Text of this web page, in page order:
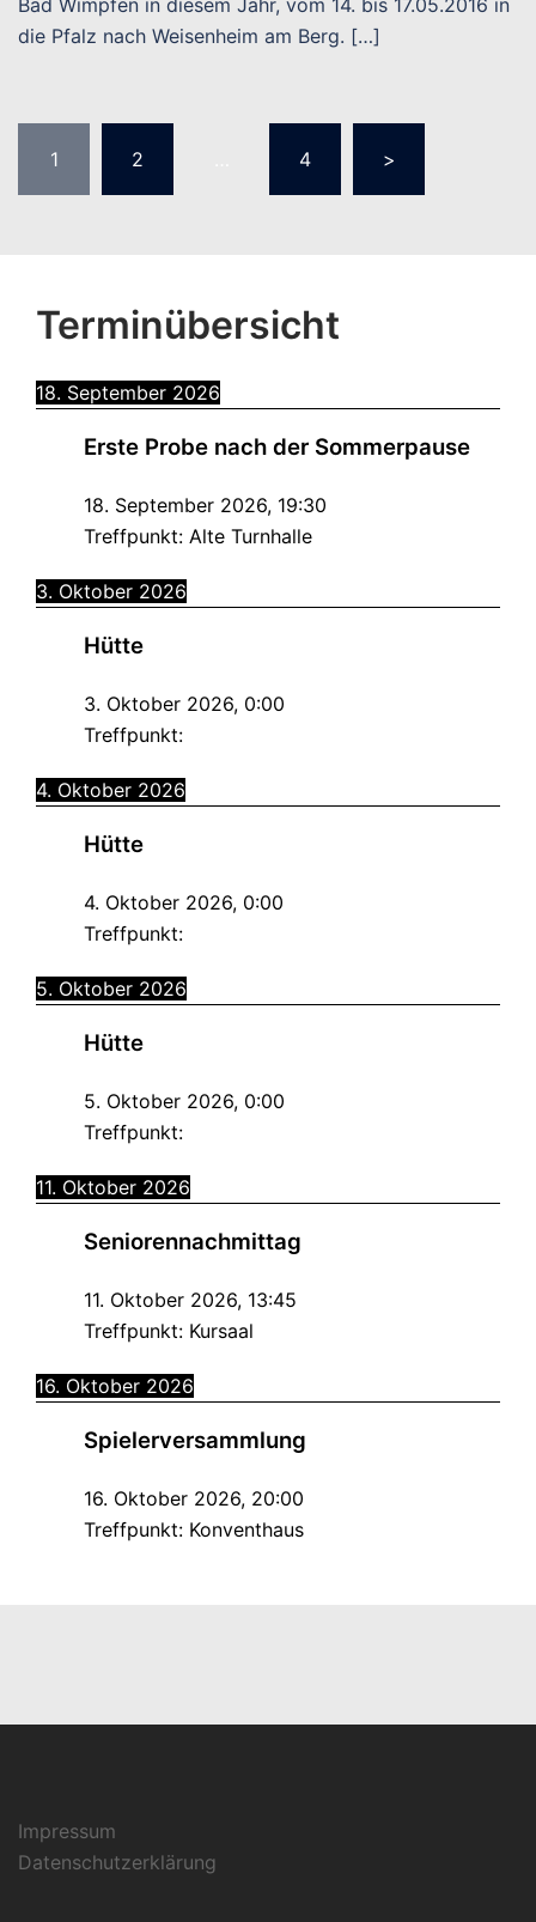
die Pfalz nach Weisenheim am Berg. […]
der
Beiträge
1 2 4 >
Terminübersicht
18. September 2026
Erste Probe nach der Sommerpause
18. September 2026, 19:30
Treffpunkt: Alte Turnhalle
3. Oktober 2026
Hütte
3. Oktober 2026, 0:00
Treffpunkt:
4. Oktober 2026
Hütte
4. Oktober 2026, 0:00
Treffpunkt:
5. Oktober 2026
Hütte
5. Oktober 2026, 0:00
Treffpunkt:
11. Oktober 2026
Seniorennachmittag
11. Oktober 2026, 13:45
Treffpunkt: Kursaal
16. Oktober 2026
Spielerversammlung
16. Oktober 2026, 20:00
Treffpunkt: Konventhaus
Impressum
Datenschutzerklärung